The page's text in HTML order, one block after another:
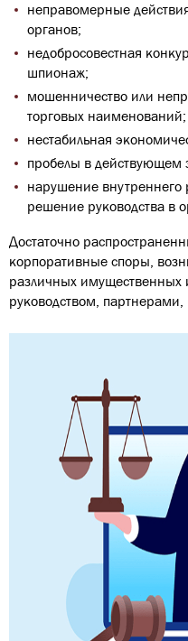
неправомерные
органов;
недобросовестная
шпионаж;
мошенничество или
торговых наименований;
нестабильная
пробелы в действующем
нарушение внутреннего
решение руководства в
Достаточно
корпоративные споры,
различных имущественных
руководством,